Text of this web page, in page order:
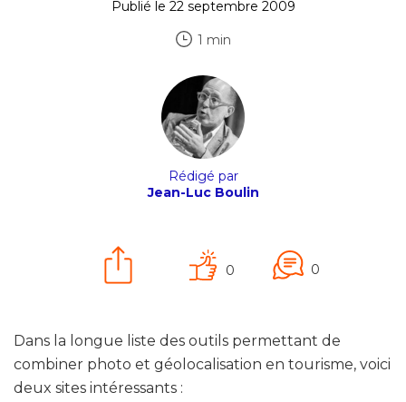
Publié le 22 septembre 2009
1 min
Rédigé par
Jean-Luc Boulin
0 0
Dans la longue liste des outils permettant de
combiner photo et géolocalisation en tourisme, voici
deux sites intéressants :